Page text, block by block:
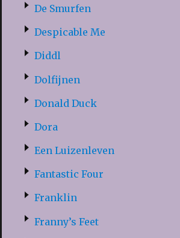
De Smurfen
Despicable Me
Diddl
Dolfijnen
Donald Duck
Dora
Een Luizenleven
Fantastic Four
Franklin
Franny’s Feet